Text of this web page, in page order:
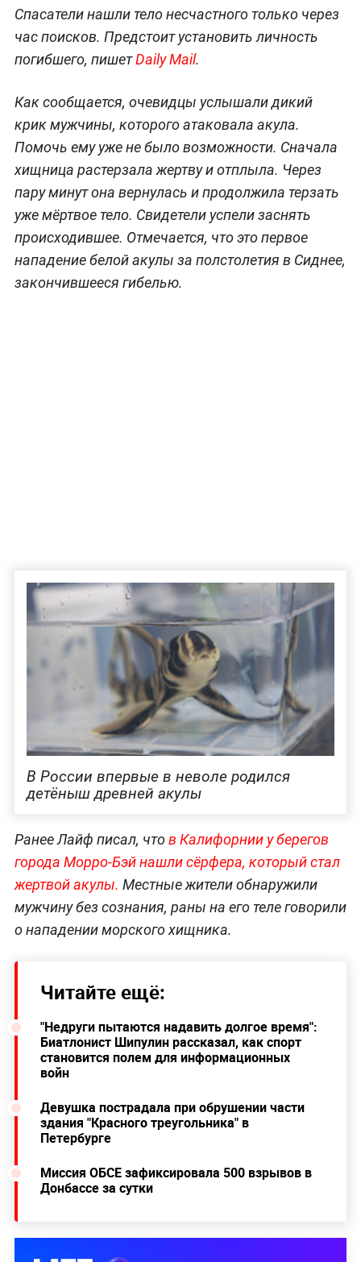
Спасатели нашли тело несчастного только через
час поисков. Предстоит установить личность
погибшего, пишетDaily Mail.
Как сообщается, очевидцы услышали дикий
крик мужчины, которого атаковала акула.
Помочь ему уже не было возможности. Сначала
хищница растерзала жертву и отплыла. Через
пару минут она вернулась и продолжила терзать
уже мёртвое тело. Свидетели успели заснять
происходившее. Отмечается, что это первое
нападение белой акулы за полстолетия в Сиднее,
закончившееся гибелью.
В России впервые в неволе родился
детёныш древней акулы
Ранее Лайф писал, чтов Калифорнии у берегов
города Морро-Бэй нашли сёрфера, который стал
жертвой акулы. Местные жители обнаружили
мужчину без сознания, раны на его теле говорили
о нападении морского хищника.
Читайте ещё:
"Недруги пытаются надавить долгое время":
Биатлонист Шипулин рассказал, как спорт
становится полем для информационных
войн
Девушка пострадала при обрушении части
здания "Красного треугольника" в
Петербурге
Миссия ОБСЕ зафиксировала 500 взрывов в
Донбассе за сутки